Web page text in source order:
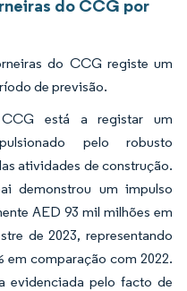
do CCG por
do CCG registe um
de previsão.
está a registar um
pelo robusto
atividades de construção.
demonstrou um impulso
AED 93 mil milhões em
de 2023, representando
em comparação com 2022.
evidenciada pelo facto de